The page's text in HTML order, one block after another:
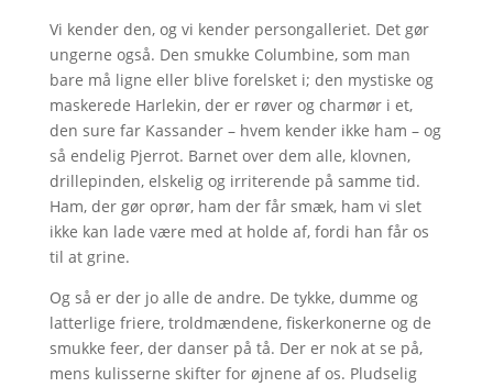
Vi kender den, og vi kender persongalleriet. Det gør
ungerne også. Den smukke Columbine, som man
bare må ligne eller blive forelsket i; den mystiske og
maskerede Harlekin, der er røver og charmør i et,
den sure far Kassander – hvem kender ikke ham – og
så endelig Pjerrot. Barnet over dem alle, klovnen,
drillepinden, elskelig og irriterende på samme tid.
Ham, der gør oprør, ham der får smæk, ham vi slet
ikke kan lade være med at holde af, fordi han får os
til at grine.
Og så er der jo alle de andre. De tykke, dumme og
latterlige friere, troldmændene, fiskerkonerne og de
smukke feer, der danser på tå. Der er nok at se på,
mens kulisserne skifter for øjnene af os. Pludselig